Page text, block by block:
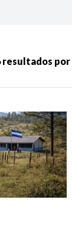
NOTICIAS
resultados por